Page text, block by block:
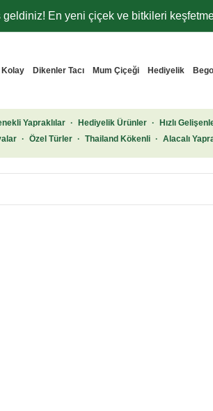
geldiniz! En yeni çiçek ve bitkileri
Dikenler Tacı Mum Çiçeği Hediyelik
Yapraklılar · Hediyelik Ürünler · Hızlı
· Özel Türler · Thailand Kökenli · Alacalı